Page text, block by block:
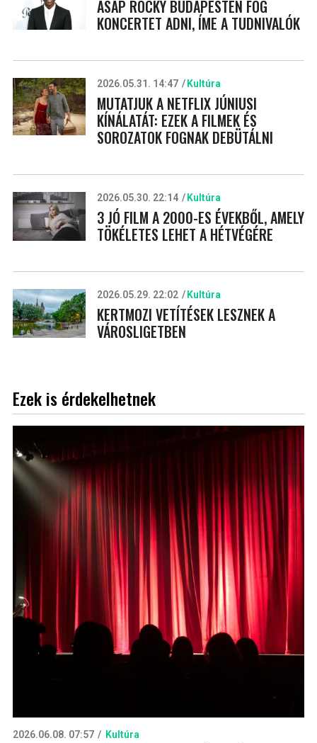
ASAP ROCKY BUDAPESTEN FOG
KONCERTET ADNI, ÍME A TUDNIVALÓK
2026.05.31. 14:47 Kultúra
MUTATJUK A NETFLIX JÚNIUSI
KÍNÁLATÁT: EZEK A FILMEK ÉS
SOROZATOK FOGNAK DEBÜTÁLNI
2026.05.30. 22:14 Kultúra
3 JÓ FILM A 2000-ES ÉVEKBŐL, AMELY
TÖKÉLETES LEHET A HÉTVÉGÉRE
2026.05.29. 22:02 Kultúra
KERTMOZI VETÍTÉSEK LESZNEK A
VÁROSLIGETBEN
Ezek is érdekelhetnek
2026.06.08. 07:57 Kultúra